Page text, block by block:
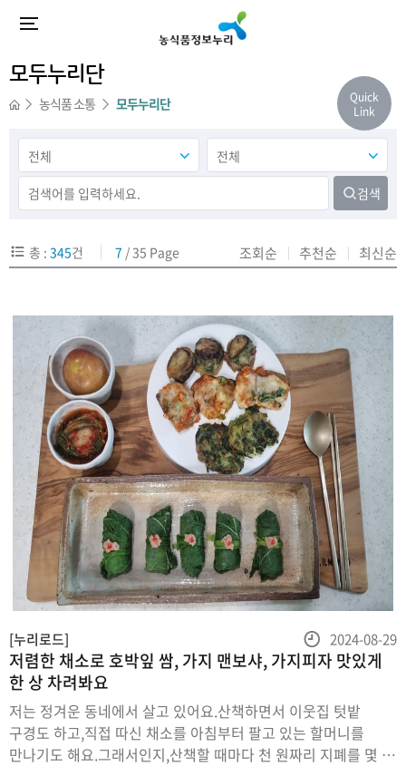
모두누리단
농식품 소통 모두누리단
검색
총 : 345건 7 / 35 Page 조회순 추천순 최신순
저렴한 채소로 호박잎 쌈, 가지 맨보샤, 가지피자 맛있게
한 상 차려봐요
저는 정겨운 동네에서 살고 있어요.산책하면서 이웃집 텃밭
구경도 하고,직접 따신 채소를 아침부터 팔고 있는 할머니를
만나기도 해요.그래서인지,산책할 때마다 천 원짜리 지폐를 몇 장
[누리로드]
등
록
2024-08-29
Quick
Link